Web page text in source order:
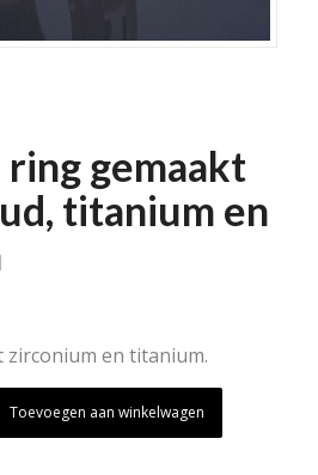
gemaakt
titanium en
en titanium.
Toevoegen aan winkelwagen